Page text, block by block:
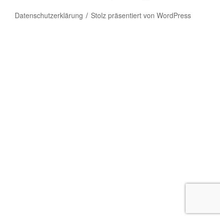
Datenschutzerklärung Stolz präsentiert von WordPress